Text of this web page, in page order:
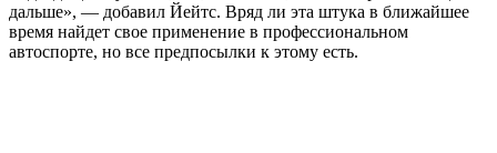
дальше», — добавил Йейтс. Вряд ли эта штука в ближайшее
время найдет свое применение в профессиональном
автоспорте, но все предпосылки к этому есть.